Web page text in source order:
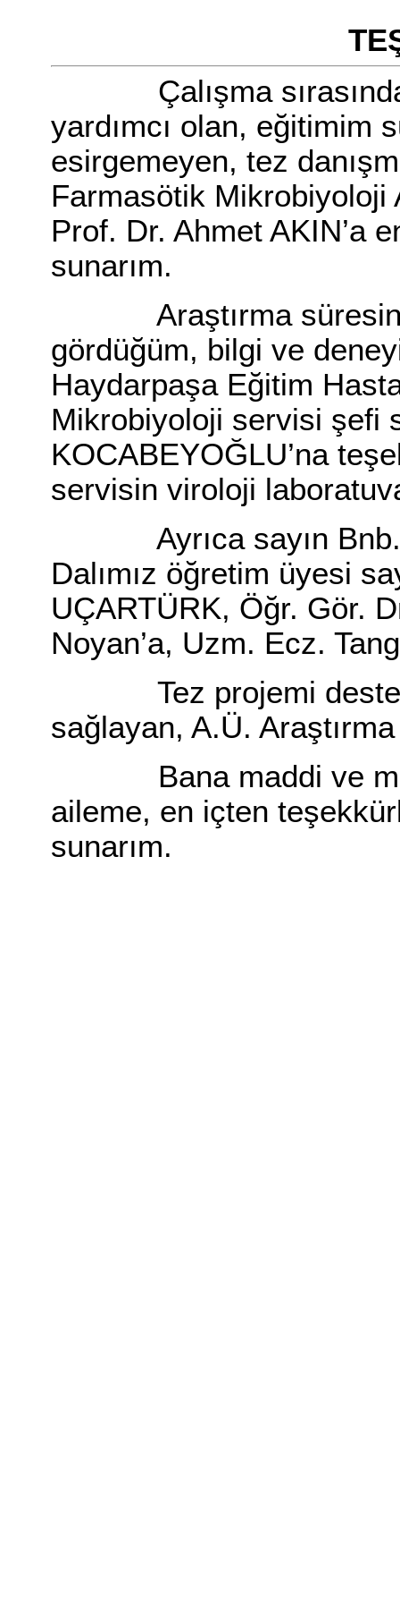
Çalışma sırasında
yardımcı olan, eğitimim
esirgemeyen, tez
Farmasötik Mikrobiyoloji
Prof. Dr. Ahmet AKIN’a
sunarım.
Araştırma süresince
gördüğüm, bilgi ve
Haydarpaşa Eğitim
Mikrobiyoloji servisi şefi
KOCABEYOĞLU’na
servisin viroloji
Ayrıca sayın Bnb.
Dalımız öğretim üyesi
UÇARTÜRK, Öğr. Gör.
Noyan’a, Uzm. Ecz.
Tez projemi
sağlayan, A.Ü.
Bana maddi ve
aileme, en içten
sunarım.